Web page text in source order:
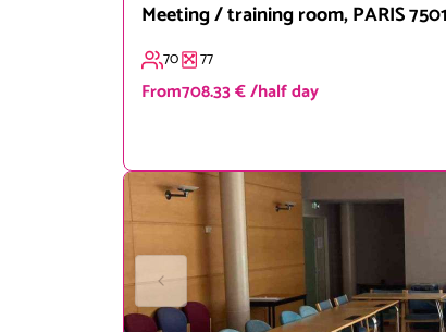
Meeting / training room, PARIS
70 77
From708.33 € /half day